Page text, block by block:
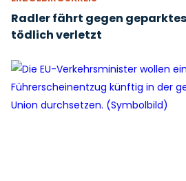
Radler fährt gegen
tödlich verletzt